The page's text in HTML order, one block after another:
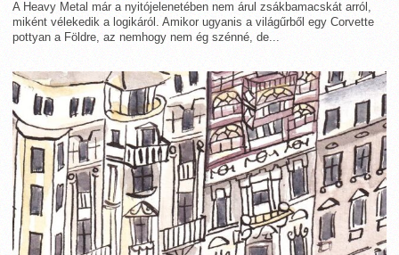
A Heavy Metal már a nyitójelenetében nem árul zsákbamacskát arról,
miként vélekedik a logikáról. Amikor ugyanis a világűrből egy Corvette
pottyan a Földre, az nemhogy nem ég szénné, de...